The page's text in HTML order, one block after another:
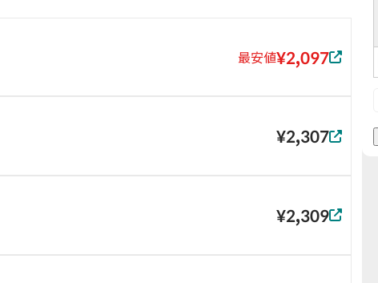
最安値¥2,097
¥2,307
¥2,309